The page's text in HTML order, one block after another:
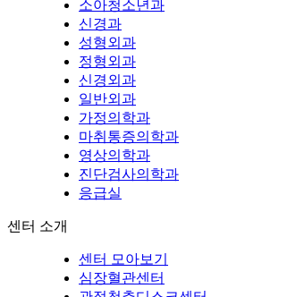
소아청소년과
신경과
성형외과
정형외과
신경외과
일반외과
가정의학과
마취통증의학과
영상의학과
진단검사의학과
응급실
센터 소개
센터 모아보기
심장혈관센터